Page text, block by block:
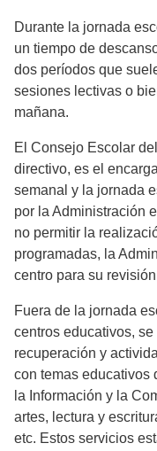
Durante la jornada
un tiempo de
dos períodos que
sesiones lectivas o
mañana.
El Consejo Escolar
directivo, es el
semanal y la jornada
por la Administración
no permitir la
programadas, la
centro para su
Fuera de la jornada
centros educativos,
recuperación y
con temas educativos
la Información y la
artes, lectura y
etc. Estos servicios